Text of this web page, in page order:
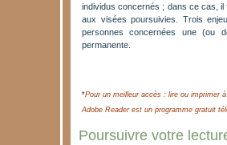
individus concernés ; dans ce cas, il
aux visées poursuivies. Trois
personnes concernées une (ou
permanente.
*Pour un meilleur accès : lire ou imprimer
Adobe Reader est un programme gratuit
Poursuivre votre